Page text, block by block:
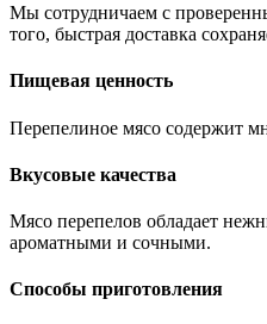
Мы сотрудничаем с
того, быстрая доставка
Пищевая ценность
Перепелиное мясо содержит
Вкусовые качества
Мясо перепелов обладает
ароматными и сочными.
Способы приготовления